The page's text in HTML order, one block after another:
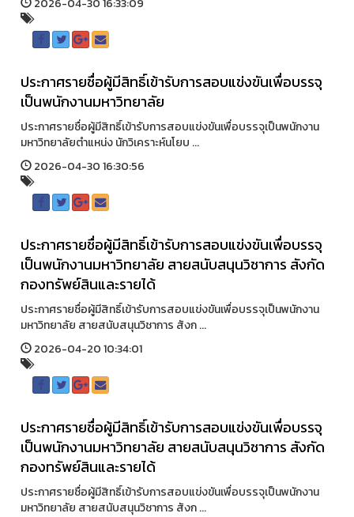
2026-04-30 16:33:09
ประกาศรายชื่อผู้มีสิทธิ์เข้ารับการสอบแข่งขันเพื่อบรรจุ
เป็นพนักงานมหาวิทยาลัย
ประกาศรายชื่อผู้มีสิทธิ์เข้ารับการสอบแข่งขันเพื่อบรรจุเป็นพนักงาน
มหาวิทยาลัยตำแหน่ง นักวิเคราะห์นโยบ ...
2026-04-30 16:30:56
ประกาศรายชื่อผู้มีสิทธิ์เข้ารับการสอบแข่งขันเพื่อบรรจุ
เป็นพนักงานมหาวิทยาลัย สายสนับสนุนวิชาการ สังกัด
กองทรัพย์สินและรายได้
ประกาศรายชื่อผู้มีสิทธิ์เข้ารับการสอบแข่งขันเพื่อบรรจุเป็นพนักงาน
มหาวิทยาลัย สายสนับสนุนวิชาการ สังก ...
2026-04-20 10:34:01
ประกาศรายชื่อผู้มีสิทธิ์เข้ารับการสอบแข่งขันเพื่อบรรจุ
เป็นพนักงานมหาวิทยาลัย สายสนับสนุนวิชาการ สังกัด
กองทรัพย์สินและรายได้
ประกาศรายชื่อผู้มีสิทธิ์เข้ารับการสอบแข่งขันเพื่อบรรจุเป็นพนักงาน
มหาวิทยาลัย สายสนับสนุนวิชาการ สังก ...